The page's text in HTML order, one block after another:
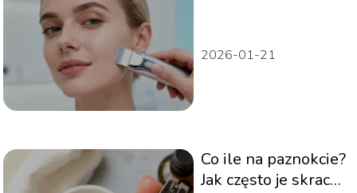
2026-01-21
Co ile na paznokcie?
Jak często je skracać